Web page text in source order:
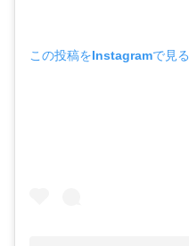
この投稿をInstagramで見る